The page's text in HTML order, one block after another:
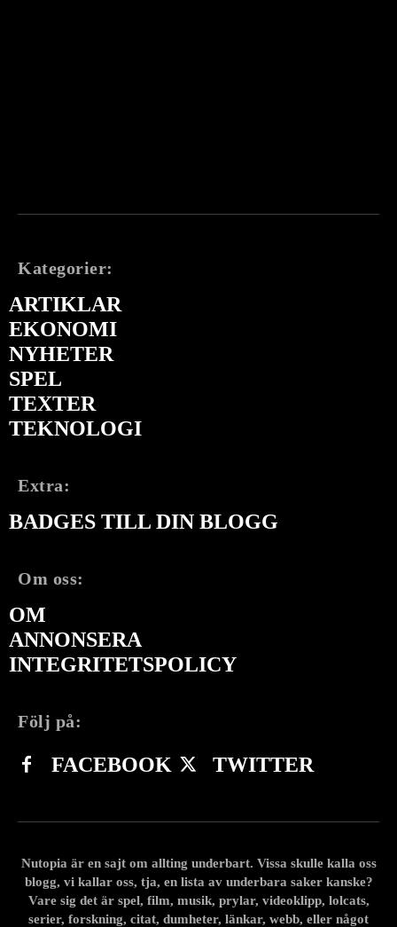
Kategorier:
ARTIKLAR
EKONOMI
NYHETER
SPEL
TEXTER
TEKNOLOGI
Extra:
BADGES TILL DIN BLOGG
Om oss:
OM
ANNONSERA
INTEGRITETSPOLICY
Följ på:
FACEBOOK TWITTER
Nutopia är en sajt om allting underbart. Vissa skulle kalla oss
blogg, vi kallar oss, tja, en lista av underbara saker kanske?
Vare sig det är spel, film, musik, prylar, videoklipp, lolcats,
serier, forskning, citat, dumheter, länkar, webb, eller något